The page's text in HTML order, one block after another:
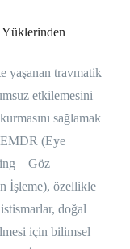
Yüklerinden
yaşanan travmatik
etkilemesini
sağlamak
EMDR (Eye
– Göz
İşleme), özellikle
doğal
için bilimsel